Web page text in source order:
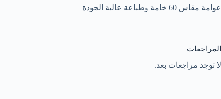
عوامة مقاس 60 خامة وطباعة عالية الجودة
المراجعات
لا توجد مراجعات بعد.